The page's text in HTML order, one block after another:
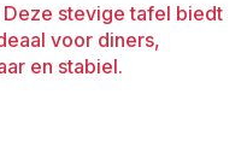
stevige tafel biedt
voor diners,
en stabiel.